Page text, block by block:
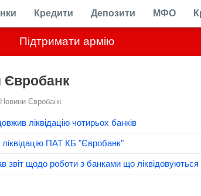
Підтримати армію
Кредити Депозити МФО
Євробанк
Новини Євробанк
ліквідацію чотирьох банків
ПАТ КБ "Євробанк"
щодо роботи з банками що ліквідовуються